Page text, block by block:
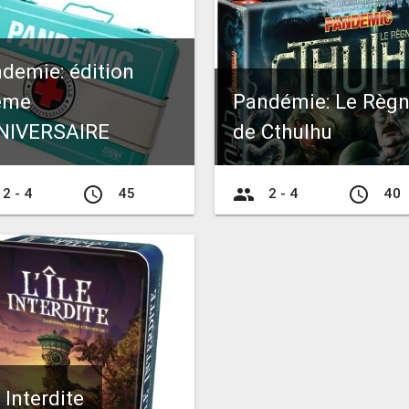
édition
2 - 4 access_time 45
Pandémie: Le
de Cthulhu
group 2 - 4 access_time 40
Interdite